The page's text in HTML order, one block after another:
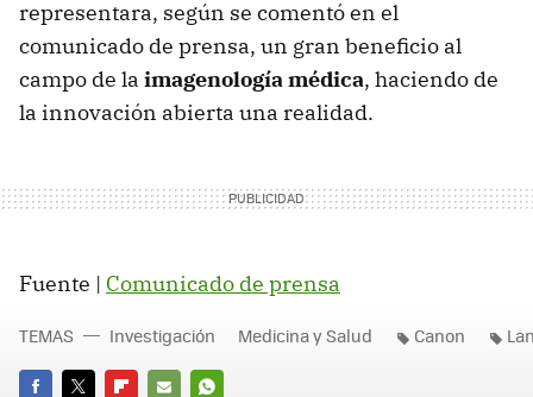
representara, según se comentó en el
comunicado de prensa, un gran beneficio al
campo de la imagenología médica, haciendo de
la innovación abierta una realidad.
Fuente | Comunicado de prensa
TEMAS Investigación Medicina y Salud Canon